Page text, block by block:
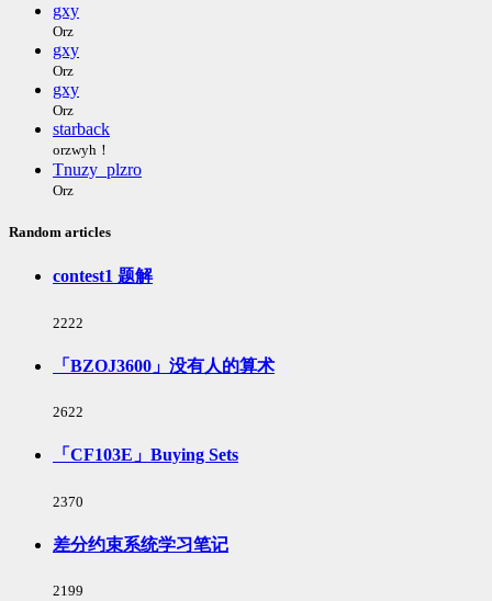
gxy
Orz
gxy
Orz
gxy
Orz
starback
orzwyh！
Tnuzy_plzro
Orz
Random articles
contest1 题解
浏
次
数:
2222
「BZOJ3600」没有人的算术
浏
次
2622
「CF103E」Buying Sets
浏
次
数:
2370
差分约束系统学习笔记
浏
2199